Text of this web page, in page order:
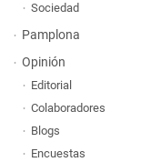
Sociedad
Pamplona
Opinión
Editorial
Colaboradores
Blogs
Encuestas